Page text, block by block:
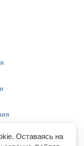
Оставаясь на